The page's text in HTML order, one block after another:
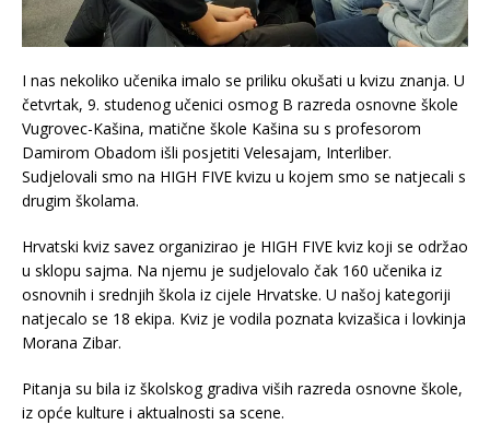
I nas nekoliko učenika imalo se priliku okušati u kvizu znanja. U
četvrtak, 9. studenog učenici osmog B razreda osnovne škole
Vugrovec-Kašina, matične škole Kašina su s profesorom
Damirom Obadom išli posjetiti Velesajam, Interliber.
Sudjelovali smo na HIGH FIVE kvizu u kojem smo se natjecali s
drugim školama.
Hrvatski kviz savez organizirao je HIGH FIVE kviz koji se održao
u sklopu sajma. Na njemu je sudjelovalo čak 160 učenika iz
osnovnih i srednjih škola iz cijele Hrvatske. U našoj kategoriji
natjecalo se 18 ekipa. Kviz je vodila poznata kvizašica i lovkinja
Morana Zibar.
Pitanja su bila iz školskog gradiva viših razreda osnovne škole,
iz opće kulture i aktualnosti sa scene.